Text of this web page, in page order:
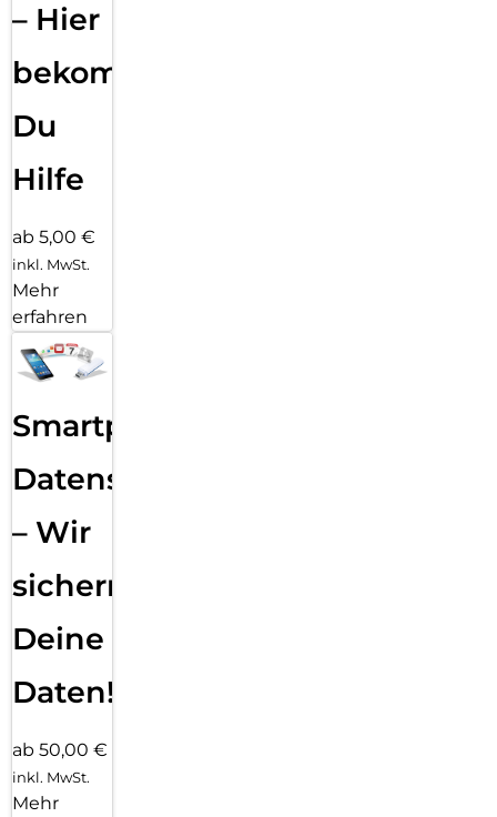
– Hier
bekommst
Du
Hilfe
ab 5,00 €
inkl. MwSt.
Mehr
erfahren
Smartphone
Datensicherung
– Wir
sichern
Deine
Daten!
ab 50,00 €
inkl. MwSt.
Mehr